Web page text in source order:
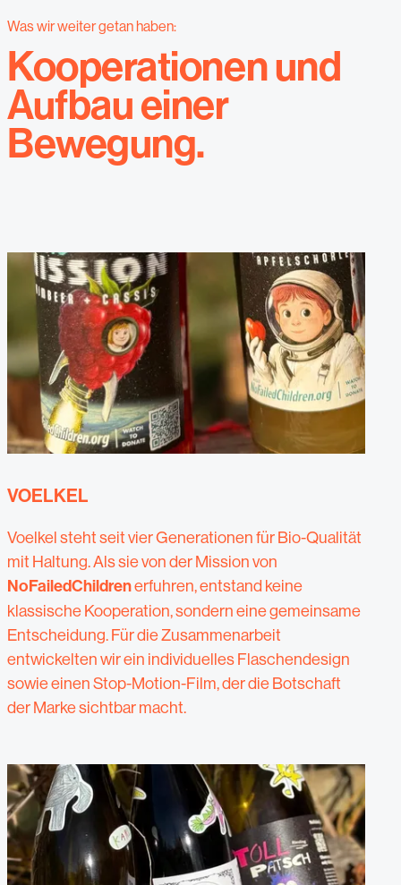
Was wir weiter getan haben:
Kooperationen und
Aufbau einer
Bewegung.
VOELKEL
Voelkel steht seit vier Generationen für Bio-Qualität
mit Haltung. Als sie von der Mission von
NoFailedChildrenerfuhren, entstand keine
klassische Kooperation, sondern eine gemeinsame
Entscheidung. Für die Zusammenarbeit
entwickelten wir ein individuelles Flaschendesign
sowie einen Stop-Motion-Film, der die Botschaft
der Marke sichtbar macht.